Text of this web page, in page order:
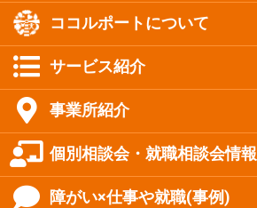
ココルポートについて
サービス紹介
事業所紹介
個別相談会・就職相談会情報
障がい×仕事や就職(事例)